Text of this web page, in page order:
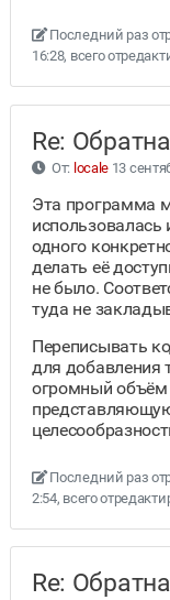
Последний раз
16:28, всего
Re:
От: locale 13
Эта программа
использовалась
одного
делать её
не было.
туда не
Переписывать
для добавления
огромный объём
Последний раз
2:54, всего
Re: